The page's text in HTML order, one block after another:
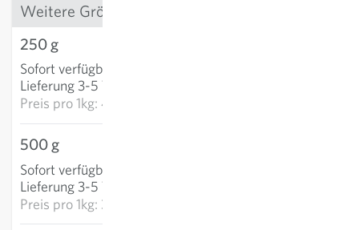
Weitere Grössen
250 g
Sofort verfügbar
Lieferung 3-5 Tage
Preis pro1kg: 41,94 €
500 g
Sofort verfügbar
Lieferung 3-5 Tage
Preis pro1kg: 37,02 €